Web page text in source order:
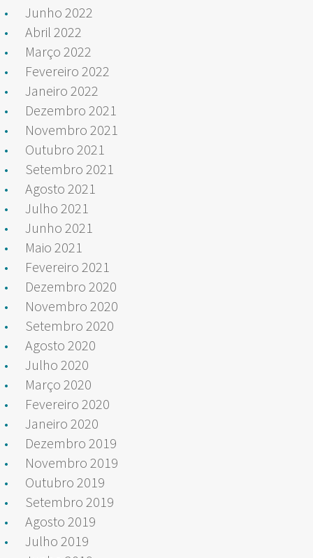
Junho 2022
Abril 2022
Março 2022
Fevereiro 2022
Janeiro 2022
Dezembro 2021
Novembro 2021
Outubro 2021
Setembro 2021
Agosto 2021
Julho 2021
Junho 2021
Maio 2021
Fevereiro 2021
Dezembro 2020
Novembro 2020
Setembro 2020
Agosto 2020
Julho 2020
Março 2020
Fevereiro 2020
Janeiro 2020
Dezembro 2019
Novembro 2019
Outubro 2019
Setembro 2019
Agosto 2019
Julho 2019